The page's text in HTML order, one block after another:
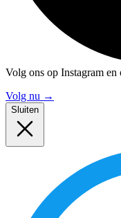
Volg ons op Instagram
Volg nu →
Sluiten